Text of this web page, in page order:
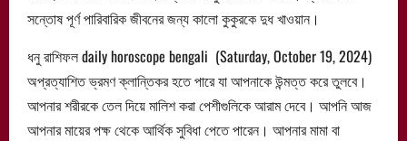
সন্তোষ পূর্ণ পারিবারিক জীবনের জন্য কালো কুকুরকে দুধ খাওয়ান।
ধনু রাশিফল daily horoscope bengali (Saturday, October 19, 2024)
অপ্রত্যাশিত ভ্রমণ ক্লান্তিকর হতে পারে যা আপনাকে উন্মত্ত করে তুলবে।
আপনার শরীরকে তেল দিয়ে মালিশ করা পেশীগুলিকে আরাম দেবে। আপনি আজ
আপনার মায়ের পক্ষ থেকে আর্থিক সুবিধা পেতে পারেন। আপনার মামা বা